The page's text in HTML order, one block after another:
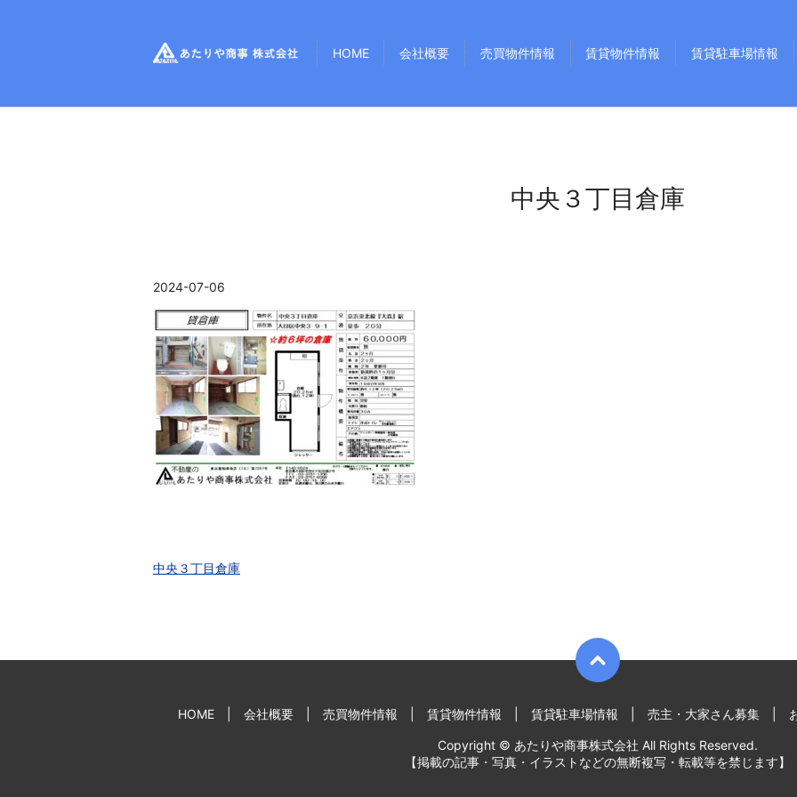
HOME 会社概要 売買物件情報 賃貸物件情報 賃貸駐車場情報
中央３丁目倉庫
2024-07-06
中央３丁目倉庫
HOME 会社概要 売買物件情報 賃貸物件情報 賃貸駐車場情報 売主・大家さん募集
Copyright © あたりや商事株式会社 All Rights Reserved.
【掲載の記事・写真・イラストなどの無断複写・転載等を禁じます】